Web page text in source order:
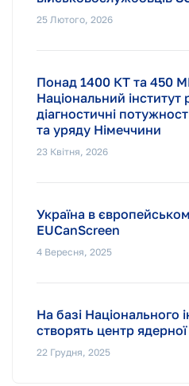
25 Лютого, 2026
Понад 1400 КТ та 450
Національний
діагностичні
та уряду Німеччини
23 Квітня, 2026
Україна в
EUCanScreen
4 Вересня, 2025
На базі Національного
створять центр
22 Грудня, 2025